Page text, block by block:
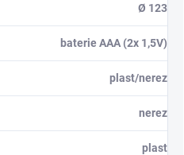
Ø 123
baterie AAA (2x 1,5V)
plast/nerez
nerez
plast